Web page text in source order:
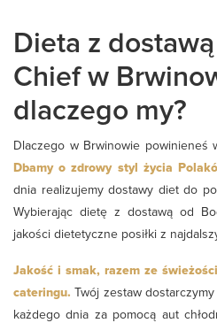
Dieta z
Chief w
dlaczego my?
Dlaczego w Brwinowie powinieneś
Dbamy o zdrowy styl życia
dnia realizujemy dostawy diet do
Wybierając dietę z dostawą od
jakości dietetyczne posiłki z
Jakość i smak, razem ze
cateringu.
Twój zestaw
każdego dnia za pomocą aut